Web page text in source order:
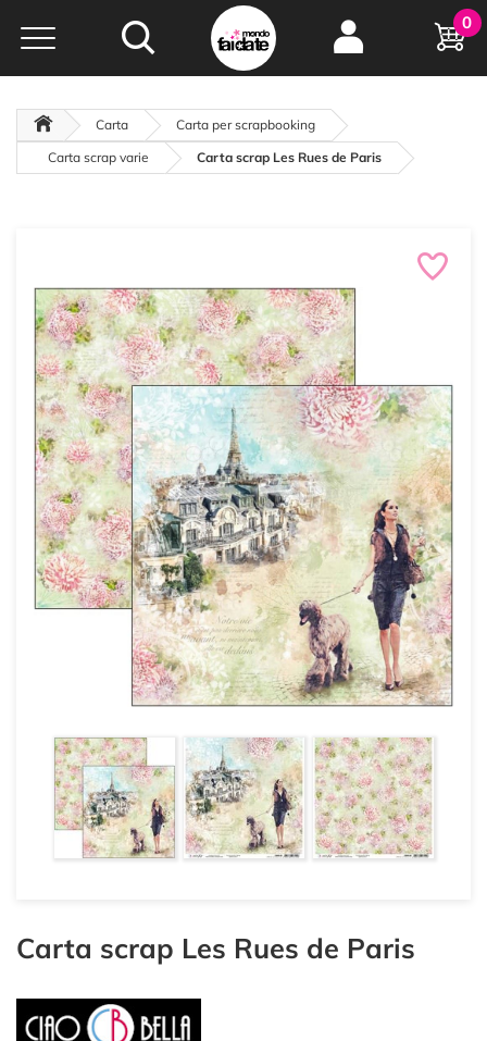
Hobby e
creatività...
oltre 15 anni online
0
Carta
Carta per scrapbooking
Carta scrap varie
Carta scrap Les Rues de Paris
Carta scrap Les Rues de Paris